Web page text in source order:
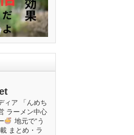
ィア 「んめち
ラーメン中心
地元で“う
まとめ・ラ